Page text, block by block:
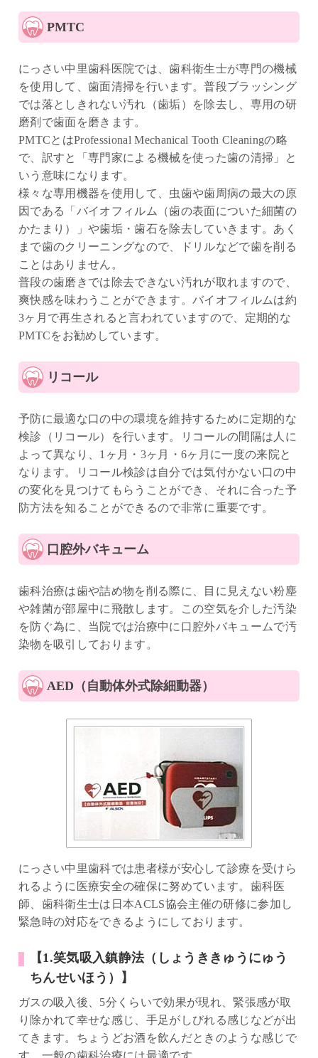
PMTC
にっさい中里歯科医院では、歯科衛生士が専門の機械
を使用して、歯面清掃を行います。普段ブラッシング
では落としきれない汚れ（歯垢）を除去し、専用の研
磨剤で歯面を磨きます。
PMTCとはProfessional Mechanical Tooth Cleaningの略
で、訳すと「専門家による機械を使った歯の清掃」と
いう意味になります。
様々な専用機器を使用して、虫歯や歯周病の最大の原
因である「バイオフィルム（歯の表面についた細菌の
かたまり）」や歯垢・歯石を除去していきます。あく
まで歯のクリーニングなので、ドリルなどで歯を削る
ことはありません。
普段の歯磨きでは除去できない汚れが取れますので、
爽快感を味わうことができます。バイオフィルムは約
3ヶ月で再生されると言われていますので、定期的な
PMTCをお勧めしています。
リコール
予防に最適な口の中の環境を維持するために定期的な
検診（リコール）を行います。リコールの間隔は人に
よって異なり、1ヶ月・3ヶ月・6ヶ月に一度の来院と
なります。リコール検診は自分では気付かない口の中
の変化を見つけてもらうことができ、それに合った予
防方法を知ることができるので非常に重要です。
口腔外バキューム
歯科治療は歯や詰め物を削る際に、目に見えない粉塵
や雑菌が部屋中に飛散します。この空気を介した汚染
を防ぐ為に、当院では治療中に口腔外バキュームで汚
染物を吸引しております。
AED（自動体外式除細動器）
にっさい中里歯科では患者様が安心して診療を受けら
れるように医療安全の確保に努めています。歯科医
師、歯科衛生士は日本ACLS協会主催の研修に参加し
緊急時の対応をできるようにしております。
【1.笑気吸入鎮静法（しょうききゅうにゅう
ちんせいほう）】
ガスの吸入後、5分くらいで効果が現れ、緊張感が取
り除かれて幸せな感じ、手足がしびれる感じなどが出
てきます。ちょうどお酒を飲んだときのような感じで